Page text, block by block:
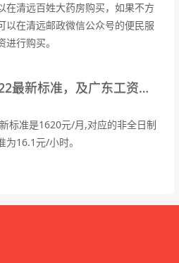
在清远百姓大药房购买，如果不方
以在清远邮政微信公众号的便民服
行购买。
清远最低工资2022最新标准，及广东工资标准
标准是1620元/月,对应的非全日制
16.1元/小时。